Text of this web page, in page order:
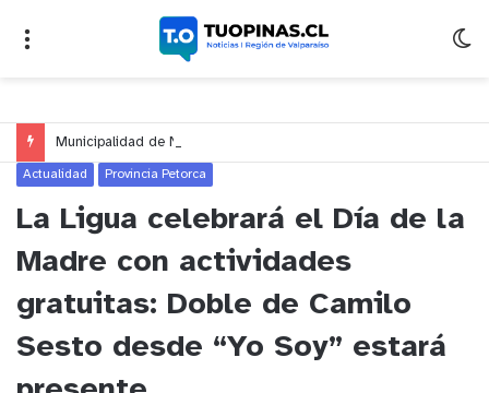
Actualidad Provincia Petorca
La Ligua celebrará el Día de la
Madre con actividades
gratuitas: Doble de Camilo
Sesto desde “Yo Soy” estará